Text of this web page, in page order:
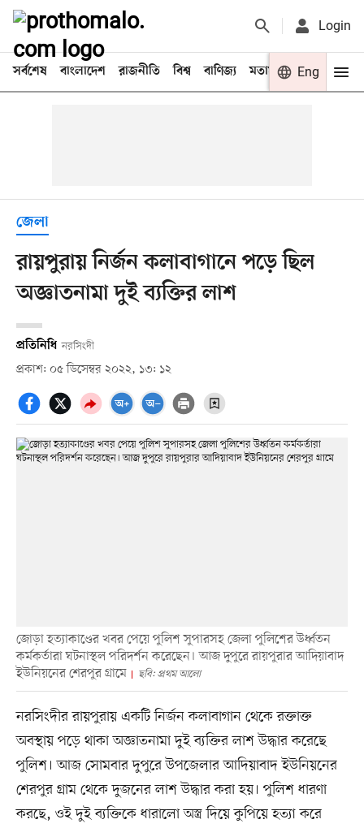
Login
সর্বশেষ বাংলাদেশ রাজনীতি বিশ্ব বাণিজ্য মতামত খেলা
Eng
জেলা
রায়পুরায় নির্জন কলাবাগানে পড়ে ছিল
অজ্ঞাতনামা দুই ব্যক্তির লাশ
প্রতিনিধি নরসিংদী
প্রকাশ: ০৫ ডিসেম্বর ২০২২, ১৩: ১২
জোড়া হত্যাকাণ্ডের খবর পেয়ে পুলিশ সুপারসহ জেলা পুলিশের উর্ধ্বতন
কর্মকর্তারা ঘটনাস্থল পরিদর্শন করেছেন। আজ দুপুরে রায়পুরার আদিয়াবাদ
ইউনিয়নের শেরপুর গ্রামে
ছবি: প্রথম আলো
নরসিংদীর রায়পুরায় একটি নির্জন কলাবাগান থেকে রক্তাক্ত
অবস্থায় পড়ে থাকা অজ্ঞাতনামা দুই ব্যক্তির লাশ উদ্ধার করেছে
পুলিশ। আজ সোমবার দুপুরে উপজেলার আদিয়াবাদ ইউনিয়নের
শেরপুর গ্রাম থেকে দুজনের লাশ উদ্ধার করা হয়। পুলিশ ধারণা
করছে, ওই দুই ব্যক্তিকে ধারালো অস্ত্র দিয়ে কুপিয়ে হত্যা করে